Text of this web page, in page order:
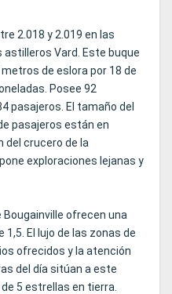
2.018 y 2.019 en las
astilleros Vard. Este buque
de eslora por 18 de
Posee 92
pasajeros. El tamaño del
pasajeros están en
del crucero de la
exploraciones lejanas y
Bougainville ofrecen una
El lujo de las zonas de
ofrecidos y la atención
del día sitúan a este
5 estrellas en tierra.